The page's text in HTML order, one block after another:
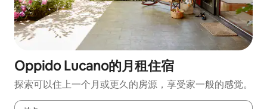
Oppido Lucano的月租住宿
探索可以住上一个月或更久的房源，享受家一般的感觉。